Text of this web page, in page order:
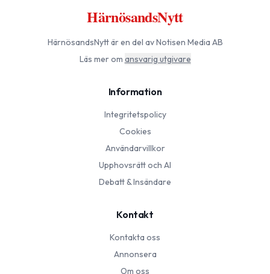
HärnösandsNytt
HärnösandsNyttär en del av Notisen Media AB
Läs mer om ansvarig utgivare
Information
Integritetspolicy
Cookies
Användarvillkor
Upphovsrätt och AI
Debatt & Insändare
Kontakt
Kontakta oss
Annonsera
Om oss